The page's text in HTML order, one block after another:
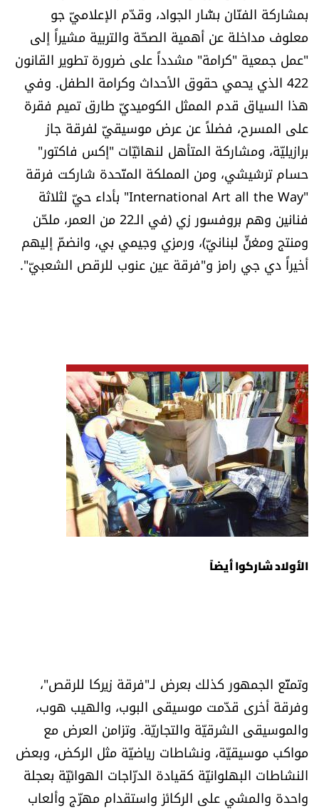
بمشاركة الفنّان بشّار الجواد، وقدّم الإعلاميّ جو
معلوف مداخلة عن أهمية الصحّة والتربية مشيراً إلى
"عمل جمعية "كرامة" مشدداً على ضرورة تطوير القانون
422 الذي يحمي حقوق الأحداث وكرامة الطفل. وفي
هذا السياق قدم الممثل الكوميديّ طارق تميم فقرة
على المسرح، فضلاً عن عرض موسيقيّ لفرقة جاز
برازيليّة، ومشاركة المتأهل لنهائيّات "إكس فاكتور"
حسام ترشيشي، ومن المملكة المتّحدة شاركت فرقة
"International Art all the Way" بأداء حيّ لثلاثة
فنانين وهم بروفسور زي (في الـ22 من العمر، ملحّن
ومنتج ومغنٍّ لبنانيّ)، ورمزي وجيمي بي، وانضمّ إليهم
أخيراً دي جي رامز و"فرقة عين عنوب للرقص الشعبيّ".
الأولاد شاركوا أيضاً
وتمتّع الجمهور كذلك بعرض لـ"فرقة زيركا للرقص"،
وفرقة أخرى قدّمت موسيقى البوب، والهيب هوب،
والموسيقى الشرقيّة والتجاريّة. وتزامن العرض مع
مواكب موسيقيّة، ونشاطات رياضيّة مثل الركض، وبعض
النشاطات البهلوانيّة كقيادة الدرّاجات الهوائيّة بعجلة
واحدة والمشي على الركائز واستقدام مهرّج وألعاب